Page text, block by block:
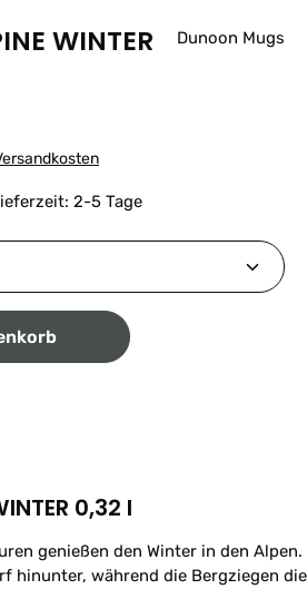
WINTER
Dunoon Mugs
2-5 Tage
den gewünschten Wert ein
0,32 l
genießen den Winter in den Alpen.
hinunter, während die Bergziegen die